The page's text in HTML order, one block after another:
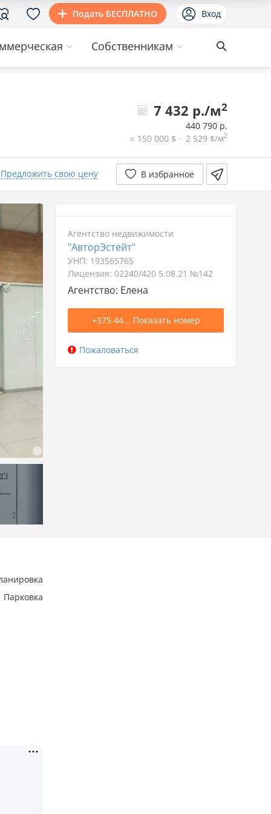
Подать БЕСПЛАТНО Вход
Собственникам
7 432 р./м2
440 790 р.
≈ 150 000 $
2 529 $/м2
Предложить свою цену В избранное
Агентство недвижимости
"АвторЭстейт"
УНП: 193565765
Лицензия: 02240/420 5.08.21 №142
Агентство: Елена
+375 44... Показать номер
Пожаловаться
Парковка